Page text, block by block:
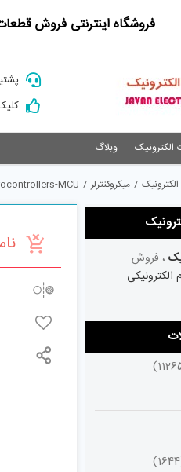
فروشگاه اینترنتی فروش
الکترونیک وبلاگ
/ میکروکنترلر /
MCU
، فروش
الکترونیکی